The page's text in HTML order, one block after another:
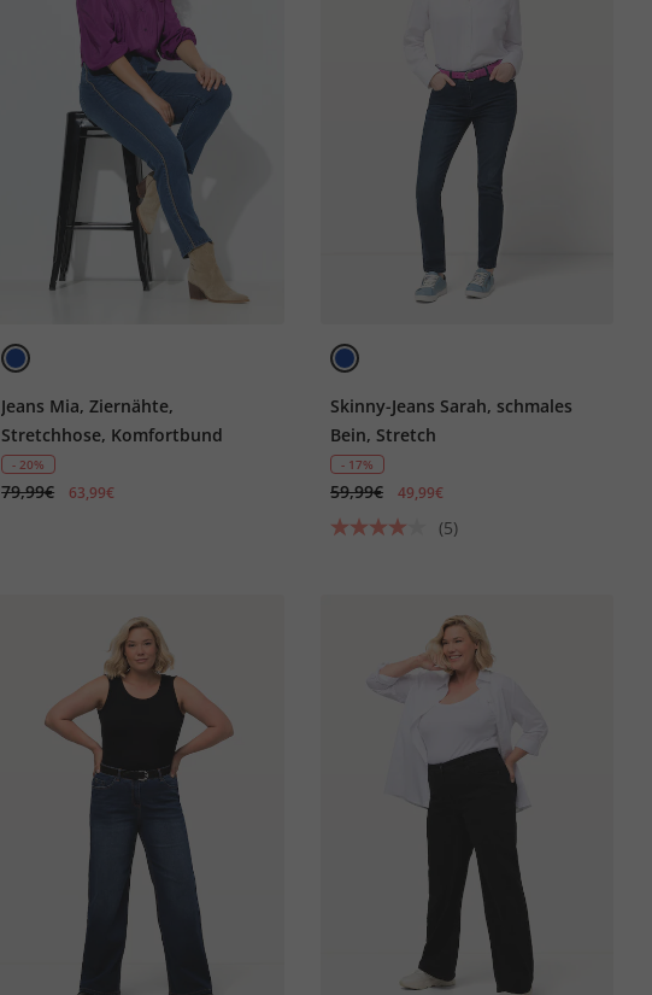
Jeans Mia, Ziernähte,
Stretchhose, Komfortbund
- 20%
79,99€ 63,99€
Skinny-Jeans Sarah, schmales
Bein, Stretch
- 17%
59,99€ 49,99€
(5)